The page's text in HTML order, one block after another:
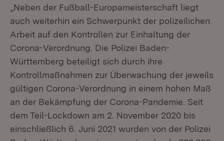
„Neben der Fußball-Europameisterschaft liegt
auch weiterhin ein Schwerpunkt der polizeilichen
Arbeit auf den Kontrollen zur Einhaltung der
Corona-Verordnung. Die Polizei Baden-
Württemberg beteiligt sich durch ihre
Kontrollmaßnahmen zur Überwachung der jeweils
gültigen Corona-Verordnung in einem hohen Maß
an der Bekämpfung der Corona-Pandemie. Seit
dem Teil-Lockdown am 2. November 2020 bis
einschließlich 6. Juni 2021 wurden von der Polizei